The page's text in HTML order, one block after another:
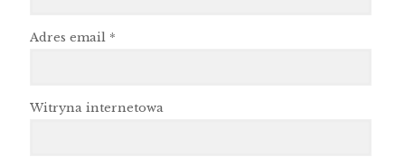
Adres email *
Witryna internetowa